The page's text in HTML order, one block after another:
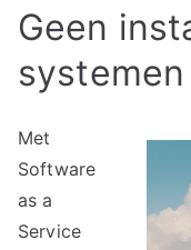
Geen
Met
Software
as a
Service